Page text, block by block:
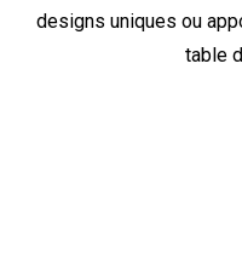
designs uniques ou
table